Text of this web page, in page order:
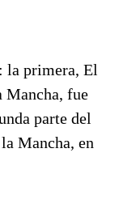
la primera, El
Mancha, fue
parte del
Mancha, en